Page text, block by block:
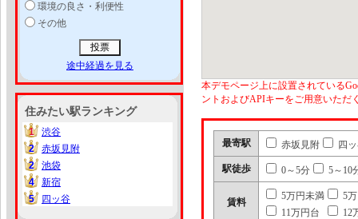
環境の良さ・利便性
その他
途中経過を見る
住みたい駅ランキング
1
1
渋谷
2
2
赤坂見附
2
2
池袋
4
4
新宿
5
5 四ッ谷
本デモページ上に設置されている
ントおよびAPIキーをご用意いただ
最寄駅 赤坂見附 四
駅徒歩 0～5分 5～10
賃料
5万円未満
5
11万円台
12